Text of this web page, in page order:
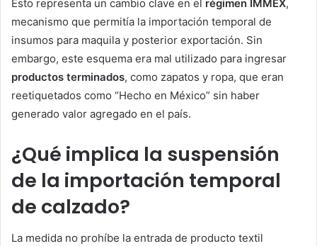
Esto representa un cambio clave en el régimen IMMEX,
mecanismo que permitía la importación temporal de
insumos para maquila y posterior exportación. Sin
embargo, este esquema era mal utilizado para ingresar
productos terminados, como zapatos y ropa, que eran
reetiquetados como “Hecho en México” sin haber
generado valor agregado en el país.
¿Qué implica la suspensión
de la importación temporal
de calzado?
La medida no prohíbe la entrada de producto textil